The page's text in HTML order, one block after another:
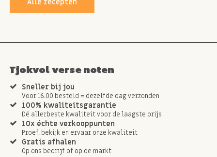
Tjokvol verse noten
Sneller bij jou
Voor 16.00 besteld = dezelfde dag verzonden
100% kwaliteitsgarantie
Dé allerbeste kwaliteit voor de laagste prijs
10x échte verkooppunten
Proef, bekijk en ervaar onze kwaliteit
Gratis afhalen
Op ons bedrijf of op de markt